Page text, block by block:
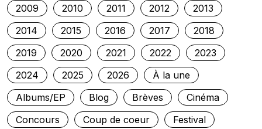
2009 2010 2011 2012
2013
2014
2015 2016 2017
2018
2019
2020 2021 2022
2023
2024
2025 2026
À la une
Albums/EP
Blog Brèves
Cinéma
Concours
Coup de coeur
Festival